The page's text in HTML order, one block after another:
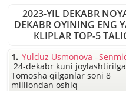
2023-YIL DEKABR
DEKABR OYINING ENG
KLIPLAR TOP-5
Yulduz Usmonova
24-dekabr kuni
Tomosha qilganlar soni 8
milliondan oshiq